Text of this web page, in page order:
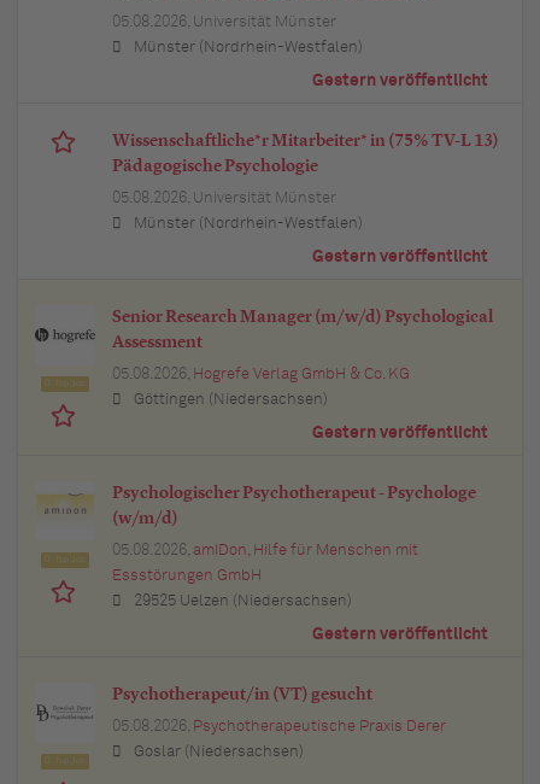
05.08.2026, Universität Münster
Münster (Nordrhein-Westfalen)
Gestern veröffentlicht
Wissenschaftliche*r Mitarbeiter* in (75% TV-L 13)
Pädagogische Psychologie
05.08.2026, Universität Münster
Münster (Nordrhein-Westfalen)
Gestern veröffentlicht
Senior Research Manager (m/w/d) Psychological
Assessment
05.08.2026, Hogrefe Verlag GmbH & Co. KG
Göttingen (Niedersachsen)
Gestern veröffentlicht
Psychologischer Psychotherapeut - Psychologe
(w/m/d)
05.08.2026, amIDon, Hilfe für Menschen mit
Essstörungen GmbH
29525 Uelzen (Niedersachsen)
Gestern veröffentlicht
Psychotherapeut/in (VT) gesucht
05.08.2026, Psychotherapeutische Praxis Derer
Goslar (Niedersachsen)